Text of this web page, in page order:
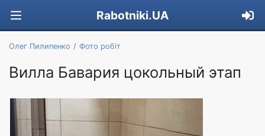
Rabotniki.UA
Олег Пилипенко Фото робіт
Вилла Бавария цокольный этап